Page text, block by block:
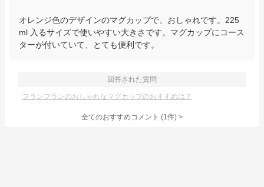
オレンジ色のデザインのマグカップで、おしゃれです。225
ml 入るサイズで使いやすい大きさです。マグカップにコース
ターが付いていて、とても便利です。
回答された質問
フランフランのおしゃれなマグカップのおすすめは？
全てのおすすめコメント (1件) >